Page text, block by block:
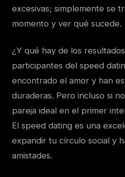
excesivas; simplemente se
momento y ver qué sucede.
¿Y qué hay de los
participantes del speed
encontrado el amor y han
duraderas. Pero incluso si
pareja ideal en el primer
El speed dating es una
expandir tu círculo social y
amistades.